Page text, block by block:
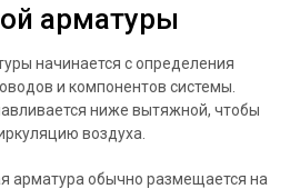
арматуры
начинается с определения
и компонентов системы.
ниже вытяжной, чтобы
воздуха.
арматура обычно размещается на